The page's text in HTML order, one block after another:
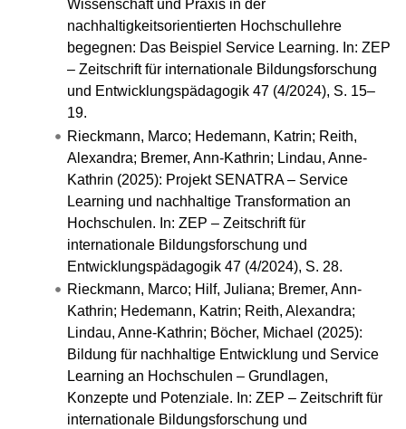
Wissenschaft und Praxis in der
nachhaltigkeitsorientierten Hochschullehre
begegnen: Das Beispiel Service Learning. In: ZEP
– Zeitschrift für internationale Bildungsforschung
und Entwicklungspädagogik 47 (4/2024), S. 15–
19.
Rieckmann, Marco; Hedemann, Katrin; Reith,
Alexandra; Bremer, Ann-Kathrin; Lindau, Anne-
Kathrin (2025): Projekt SENATRA – Service
Learning und nachhaltige Transformation an
Hochschulen. In: ZEP – Zeitschrift für
internationale Bildungsforschung und
Entwicklungspädagogik 47 (4/2024), S. 28.
Rieckmann, Marco; Hilf, Juliana; Bremer, Ann-
Kathrin; Hedemann, Katrin; Reith, Alexandra;
Lindau, Anne-Kathrin; Böcher, Michael (2025):
Bildung für nachhaltige Entwicklung und Service
Learning an Hochschulen – Grundlagen,
Konzepte und Potenziale. In: ZEP – Zeitschrift für
internationale Bildungsforschung und